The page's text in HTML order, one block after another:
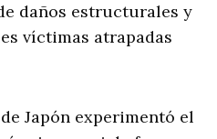
daños estructurales y
víctimas atrapadas
Japón experimentó el